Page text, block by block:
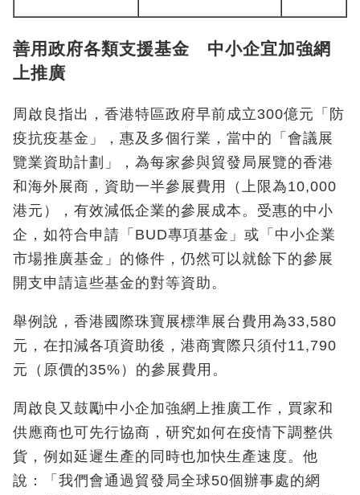
善用政府各類支援基金 中小企宜加強網
上推廣
周啟良指出，香港特區政府早前成立300億元「防
疫抗疫基金」，惠及多個行業，當中的「會議展
覽業資助計劃」，為每家參與貿發局展覽的香港
和海外展商，資助一半參展費用（上限為10,000
港元），有效減低企業的參展成本。受惠的中小
企，如符合申請「BUD專項基金」或「中小企業
市場推廣基金」的條件，仍然可以就餘下的參展
開支申請這些基金的對等資助。
舉例說，香港國際珠寶展標準展台費用為33,580
元，在扣減各項資助後，港商實際只須付11,790
元（原價的35%）的參展費用。
周啟良又鼓勵中小企加強網上推廣工作，買家和
供應商也可先行協商，研究如何在疫情下調整供
貨，例如延遲生產的同時也加快生產速度。他
說：「我們會通過貿發局全球50個辦事處的網